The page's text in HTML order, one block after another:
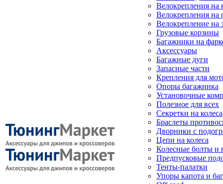
Велокрепления
Велокрепления на
Велокрепление на
Грузовые корзины
Багажники на
Аксессуары
Багажные дуги
Запасные части
Крепления для
Опоры багажника
Установочные
Полезное для всех
Секретки на колеса
Браслеты
Дворники с
Цепи на колеса
Колесные болты и
Предпусковые
Тенты-палатки
Упоры капота и